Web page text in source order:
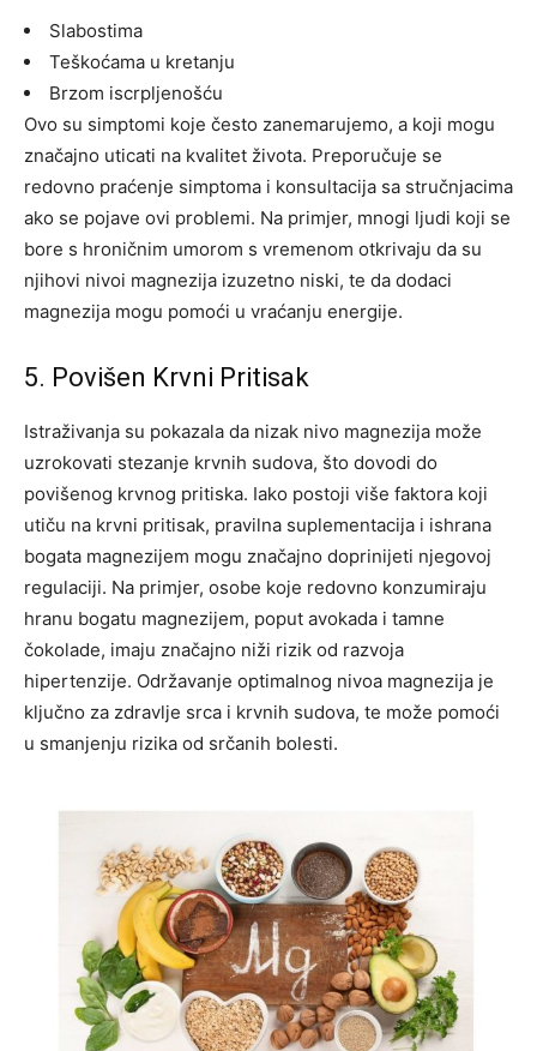
Slabostima
Teškoćama u kretanju
Brzom iscrpljenošću
Ovo su simptomi koje često zanemarujemo, a koji mogu
značajno uticati na kvalitet života. Preporučuje se
redovno praćenje simptoma i konsultacija sa stručnjacima
ako se pojave ovi problemi. Na primjer, mnogi ljudi koji se
bore s hroničnim umorom s vremenom otkrivaju da su
njihovi nivoi magnezija izuzetno niski, te da dodaci
magnezija mogu pomoći u vraćanju energije.
5. Povišen Krvni Pritisak
Istraživanja su pokazala da nizak nivo magnezija može
uzrokovati stezanje krvnih sudova, što dovodi do
povišenog krvnog pritiska. Iako postoji više faktora koji
utiču na krvni pritisak, pravilna suplementacija i ishrana
bogata magnezijem mogu značajno doprinijeti njegovoj
regulaciji. Na primjer, osobe koje redovno konzumiraju
hranu bogatu magnezijem, poput avokada i tamne
čokolade, imaju značajno niži rizik od razvoja
hipertenzije. Održavanje optimalnog nivoa magnezija je
ključno za zdravlje srca i krvnih sudova, te može pomoći
u smanjenju rizika od srčanih bolesti.